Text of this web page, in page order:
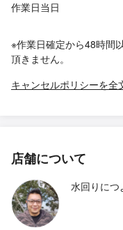
作業日当日
※作業日確定から48時間
頂きません。
キャンセルポリシーを全
店舗について
水回りにつ